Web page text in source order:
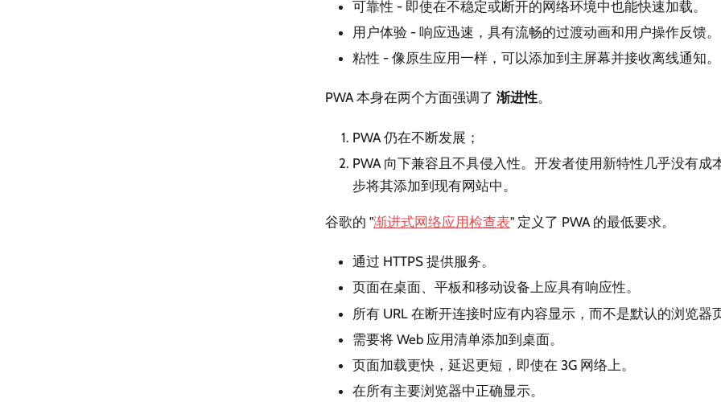
可靠性 - 即使在不稳定或断开的网络环境中也能快速加载。
用户体验 - 响应迅速，具有流畅的过渡动画和用户操作反馈。
粘性 - 像原生应用一样，可以添加到主屏幕并接收离线通知。
PWA 本身在两个方面强调了 渐进性。
PWA 仍在不断发展；
PWA 向下兼容且不具侵入性。开发者使用新特性几乎没有成
步将其添加到现有网站中。
谷歌的 "渐进式网络应用检查表" 定义了 PWA 的最低要求。
通过 HTTPS 提供服务。
页面在桌面、平板和移动设备上应具有响应性。
所有 URL 在断开连接时应有内容显示，而不是默认的浏览器
需要将 Web 应用清单添加到桌面。
页面加载更快，延迟更短，即使在 3G 网络上。
在所有主要浏览器中正确显示。